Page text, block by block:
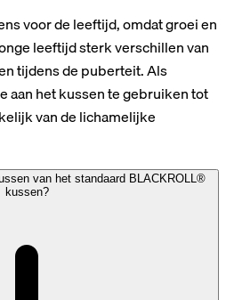
voor de leeftijd, omdat groei en
leeftijd sterk verschillen van
tijdens de puberteit. Als
aan het kussen te gebruiken tot
van de lichamelijke
van het standaard BLACKROLL®
kussen?